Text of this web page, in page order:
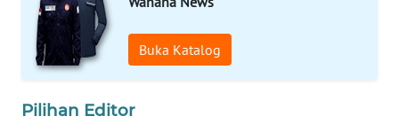
Buka Katalog
Pilihan Editor
WAHANA
DESA
WISATA